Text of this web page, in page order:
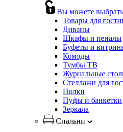
Вы можете
Товары для
Диваны
Шкафы и пеналы
Буфеты и
Комоды
Тумбы ТВ
Журнальные
Стеллажи для
Полки
Пуфы и банкетки
Зеркала
Спальни